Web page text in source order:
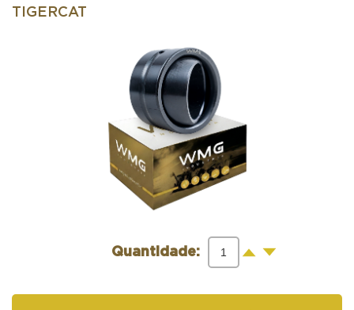
TIGERCAT
Quantidade: + -